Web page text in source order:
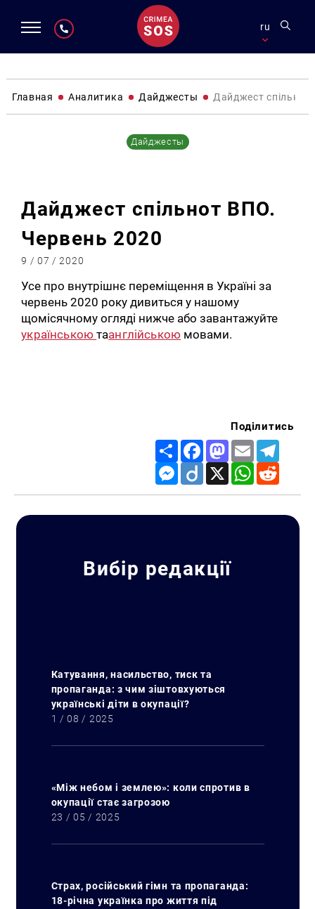
ru
Главная Аналитика Дайджесты Дайджест
Дайджесты
Дайджест спільнот ВПО.
Червень 2020
9 / 07 / 2020
Усе про внутрішнє переміщення в Україні за
червень 2020 року дивиться у нашому
щомісячному огляді нижче або завантажуйте
українськоютаанглійською мовами.
Поділитись
Share FacebookMastodon
Email
Messenger
Diigo X WhatsApp
Вибір редакції
Катування, насильство, тиск та
пропаганда: з чим зіштовхуються
українські діти в окупації?
1 / 08 / 2025
«Між небом і землею»: коли спротив в
окупації стає загрозою
23 / 05 / 2025
Страх, російський гімн та пропаганда:
18-річна українка про життя під